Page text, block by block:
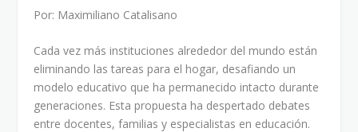
Por: Maximiliano Catalisano
Cada vez más instituciones alrededor del mundo están
eliminando las tareas para el hogar, desafiando un
modelo educativo que ha permanecido intacto durante
generaciones. Esta propuesta ha despertado debates
entre docentes, familias y especialistas en educación.